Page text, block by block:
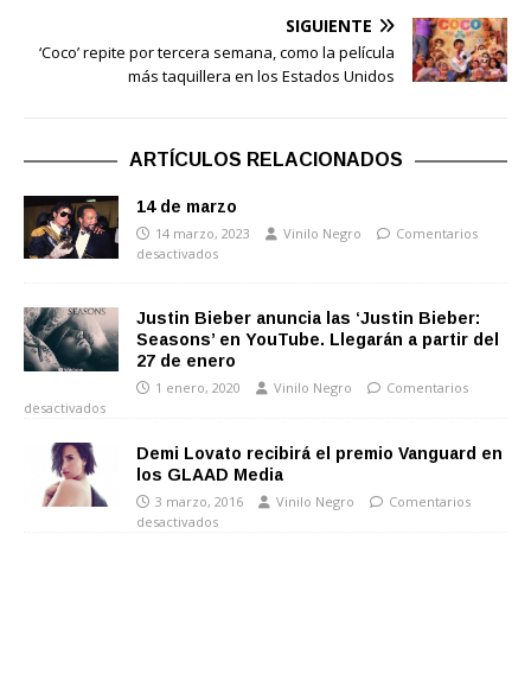
SIGUIENTE
‘Coco’ repite por tercera semana, como la película
más taquillera en los Estados Unidos
ARTÍCULOS RELACIONADOS
14 de marzo
14 marzo, 2023 Vinilo Negro
Comentarios
desactivados
Justin Bieber anuncia las ‘Justin Bieber:
Seasons’ en YouTube. Llegarán a partir del
27 de enero
1 enero, 2020 Vinilo Negro
Comentarios
desactivados
Demi Lovato recibirá el premio Vanguard en
los GLAAD Media
3 marzo, 2016 Vinilo Negro
Comentarios
desactivados